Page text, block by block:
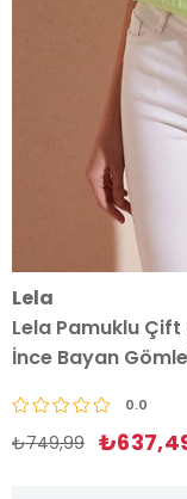
Lela
Lela Pamuklu
İnce Bayan
0.0
₺749,99